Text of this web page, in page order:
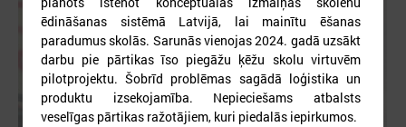
ēdināšanas sistēmā Latvijā, lai mainītu ēšanas
paradumus skolās. Sarunās vienojas 2024. gadā uzsākt
darbu pie pārtikas īso piegāžu ķēžu skolu virtuvēm
pilotprojektu. Šobrīd problēmas sagādā loģistika un
produktu izsekojamība. Nepieciešams atbalsts
veselīgas pārtikas ražotājiem, kuri piedalās iepirkumos.